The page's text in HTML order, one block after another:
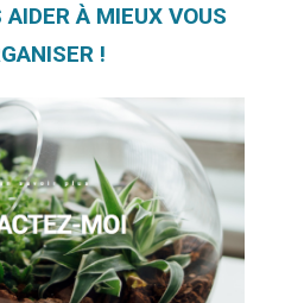
À MIEUX VOUS
!